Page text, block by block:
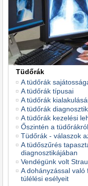
Tüdőrák
A tüdőrák
A tüdőrák típusai
A tüdőrák
A tüdőrák
A tüdőrák kezelési
Őszintén a tüdőrákról
Tüdőrák - válaszok
A tüdőszűrés
diagnosztikájában
Vendégünk volt
A dohányzással
túlélési esélyeit